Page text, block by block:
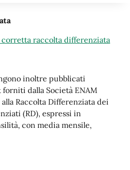
raccolta differenziata
inoltre pubblicati
dalla Società ENAM
Raccolta Differenziata dei
(RD), espressi in
con media mensile,